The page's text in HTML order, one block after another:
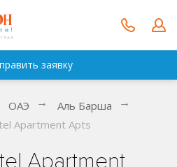
заявку
ОАЭ
Аль Барша
Apartment Apts
Apartment